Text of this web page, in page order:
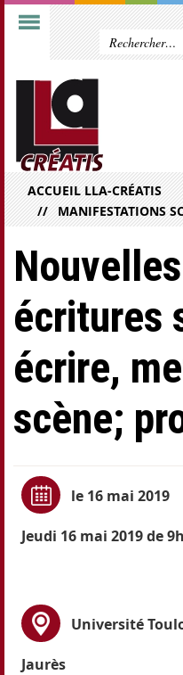
ACCUEIL LLA-CRÉATIS
MANIFESTATIONS
Nouvelles
écritures
écrire,
scène;
le 16 mai 2019
Jeudi 16 mai 2019 de
Université
Jaurès